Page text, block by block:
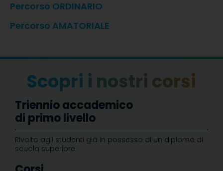
Percorso ORDINARIO
Percorso AMATORIALE
Scopri i nostri corsi
Triennio accademico
di primo livello
Rivolto agli studenti già in possesso di un diploma di
scuola superiore